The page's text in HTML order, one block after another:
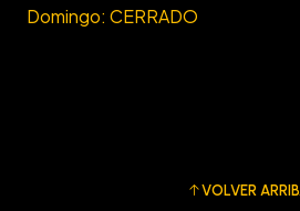
Domingo: CERRADO
VOLVER